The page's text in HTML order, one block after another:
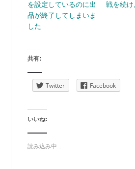
を設定しているのに出
品が終了してしまいま
した
戦を続け
共有:
Twitter Facebook
いいね:
読み込み中...